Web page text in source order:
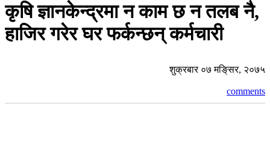
कृषि ज्ञानकेन्द्रमा न काम छ न तलब नै,
हाजिर गरेर घर फर्कन्छन् कर्मचारी
शुक्रबार ०७ मङि्सर, २०७५
comments